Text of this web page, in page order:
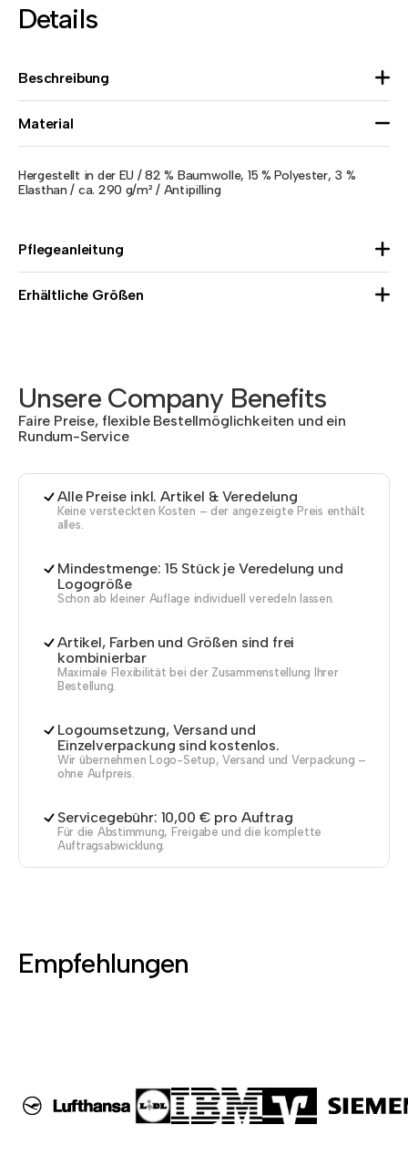
Details
Beschreibung
Material
Hergestellt in der EU / 82 % Baumwolle, 15 % Polyester, 3 %
Elasthan / ca. 290 g/m² / Antipilling
Pflegeanleitung
Erhältliche Größen
Unsere Company Benefits
Faire Preise, flexible Bestellmöglichkeiten und ein
Rundum-Service
Alle Preise inkl. Artikel & Veredelung
Keine versteckten Kosten – der angezeigte Preis enthält
alles.
Mindestmenge: 15 Stück je Veredelung und
Logogröße
Schon ab kleiner Auflage individuell veredeln lassen.
Artikel, Farben und Größen sind frei
kombinierbar
Maximale Flexibilität bei der Zusammenstellung Ihrer
Bestellung.
Logoumsetzung, Versand und
Einzelverpackung sind kostenlos.
Wir übernehmen Logo-Setup, Versand und Verpackung –
ohne Aufpreis.
Servicegebühr: 10,00 € pro Auftrag
Für die Abstimmung, Freigabe und die komplette
Auftragsabwicklung.
Empfehlungen